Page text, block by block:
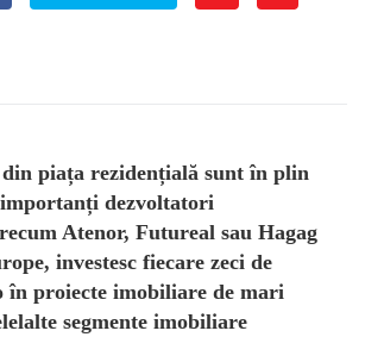
piața rezidențială sunt în plin
dezvoltatori
Atenor, Futureal sau Hagag
investesc fiecare zeci de
în proiecte imobiliare de mari
segmente imobiliare